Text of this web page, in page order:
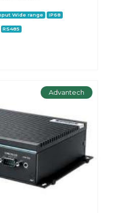
Wide range IP68
RS485
Advantech